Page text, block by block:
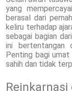
yang
berasal dari
keliru terhadap
sebagai bagian
ini bertentangan
Penting bagi umat
sahih dan tidak